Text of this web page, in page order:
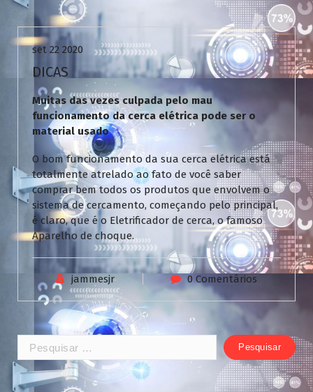
Uncategorized
set 22 2020
DICAS
Muitas das vezes culpada pelo mau
funcionamento da cerca elétrica pode ser o
material usado
O bom funcionamento da sua cerca elétrica está
totalmente atrelado ao fato de você saber
comprar bem todos os produtos que envolvem o
sistema de cercamento, começando pelo principal,
é claro, que é o Eletrificador de cerca, o famoso
Aparelho de choque.
jammesjr 0 Comentários
Pesquisar
por: